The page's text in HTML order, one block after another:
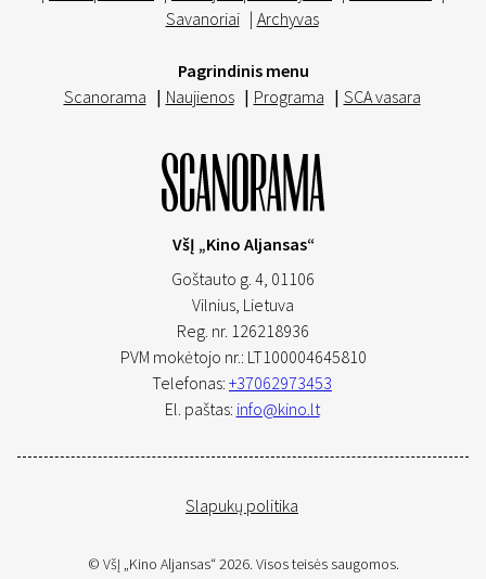
Savanoriai | Archyvas
Pagrindinis menu
Scanorama | Naujienos | Programa | SCA vasara
VšĮ „Kino Aljansas“
Goštauto g. 4, 01106
Vilnius, Lietuva
Reg. nr. 126218936
PVM mokėtojo nr.: LT100004645810
Telefonas: +37062973453
El. paštas: info@kino.lt
Slapukų politika
© VšĮ „Kino Aljansas“ 2026. Visos teisės saugomos.